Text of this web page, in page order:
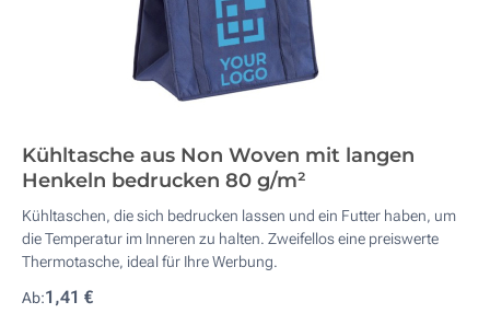
Kühltasche aus Non Woven mit langen
Henkeln bedrucken 80 g/m²
Kühltaschen, die sich bedrucken lassen und ein Futter haben, um
die Temperatur im Inneren zu halten. Zweifellos eine preiswerte
Thermotasche, ideal für Ihre Werbung.
Ab:1,41 €